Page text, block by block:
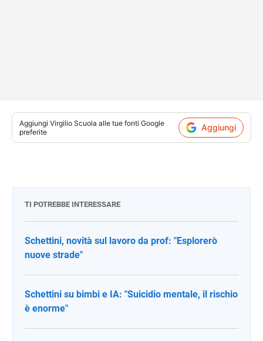
Aggiungi Virgilio Scuola alle tue fonti Google
preferite
Aggiungi
TI POTREBBE INTERESSARE
Schettini, novità sul lavoro da prof: "Esplorerò
nuove strade"
Schettini su bimbi e IA: "Suicidio mentale, il rischio
è enorme"